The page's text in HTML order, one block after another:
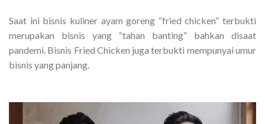
Saat ini bisnis kuliner ayam goreng “fried chicken” terbukti
merupakan bisnis yang “tahan banting” bahkan disaat
pandemi. Bisnis Fried Chicken juga terbukti mempunyai umur
bisnis yang panjang.